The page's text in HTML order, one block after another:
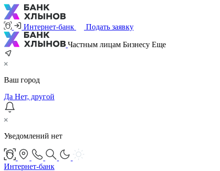
Интернет-банк Подать заявку
Частным лицам Бизнесу Еще
Ваш город
Да Нет, другой
Уведомлений нет
Интернет-банк